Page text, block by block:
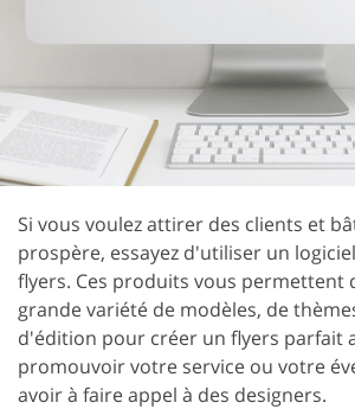
Si vous voulez attirer des clients et
prospère, essayez d'utiliser un
flyers. Ces produits vous permettent
grande variété de modèles, de
d'édition pour créer un flyers parfait
promouvoir votre service ou votre
avoir à faire appel à des designers.